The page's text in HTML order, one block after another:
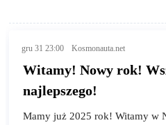
gru 31 23:00 Kosmonauta.net
Witamy! Nowy rok!
najlepszego!
Mamy już 2025 rok! Witamy w